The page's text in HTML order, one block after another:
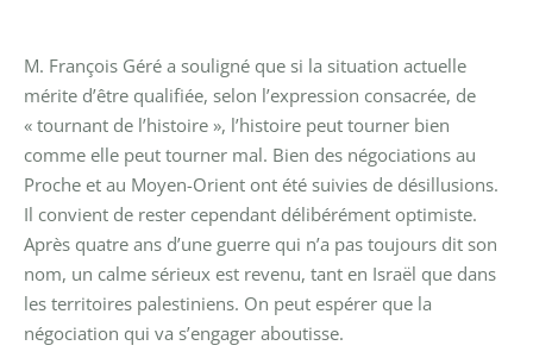
M. François Géré a souligné que si la situation actuelle
mérite d’être qualifiée, selon l’expression consacrée, de
« tournant de l’histoire », l’histoire peut tourner bien
comme elle peut tourner mal. Bien des négociations au
Proche et au Moyen-Orient ont été suivies de désillusions.
Il convient de rester cependant délibérément optimiste.
Après quatre ans d’une guerre qui n’a pas toujours dit son
nom, un calme sérieux est revenu, tant en Israël que dans
les territoires palestiniens. On peut espérer que la
négociation qui va s’engager aboutisse.